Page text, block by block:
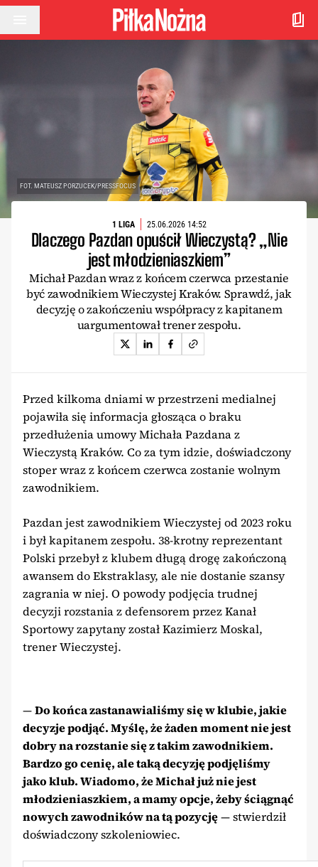
Przejdź do treści
FOT. MATEUSZ PORZUCEK/PRESSFOCUS
1 LIGA 25.06.2026 14:52
Dlaczego Pazdan opuścił Wieczystą? „Nie
jest młodzieniaszkiem”
Michał Pazdan wraz z końcem czerwca przestanie
być zawodnikiem Wieczystej Kraków. Sprawdź, jak
decyzję o zakończeniu współpracy z kapitanem
uargumentował trener zespołu.
Przed kilkoma dniami w przestrzeni medialnej
pojawiła się informacja głosząca o braku
przedłużenia umowy Michała Pazdana z
Wieczystą Kraków. Co za tym idzie, doświadczony
stoper wraz z końcem czerwca zostanie wolnym
zawodnikiem.
Pazdan jest zawodnikiem Wieczystej od 2023 roku
i był kapitanem zespołu. 38-krotny reprezentant
Polski przebył z klubem długą drogę zakończoną
awansem do Ekstraklasy, ale nie dostanie szansy
zagrania w niej. O powody podjęcia trudnej
decyzji rozstania z defensorem przez Kanał
Sportowy zapytany został Kazimierz Moskal,
trener Wieczystej.
—Do końca zastanawialiśmy się w klubie, jakie
decyzje podjąć. Myślę, że żaden moment nie jest
dobry na rozstanie się z takim zawodnikiem.
Bardzo go cenię, ale taką decyzję podjęliśmy
jako klub. Wiadomo, że Michał już nie jest
młodzieniaszkiem, a mamy opcje, żeby ściągnąć
nowych zawodników na tą pozycję— stwierdził
doświadczony szkoleniowiec.